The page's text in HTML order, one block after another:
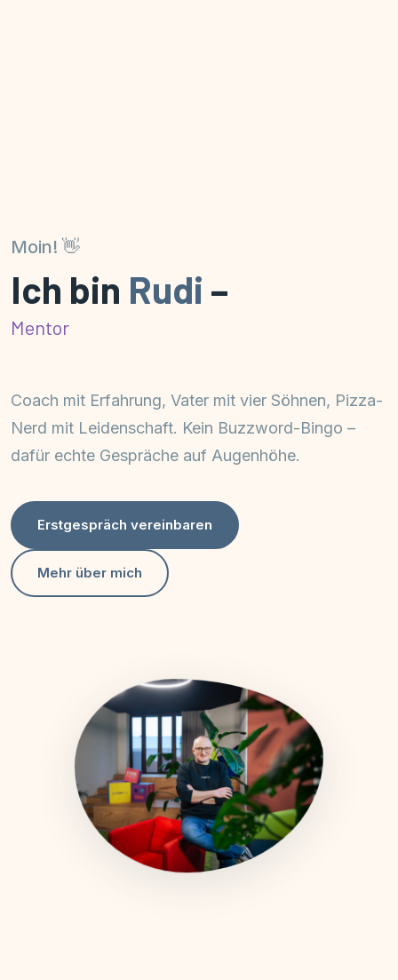
Moin! 👋
Ich bin Rudi –
Sp|
Coach mit Erfahrung, Vater mit vier Söhnen, Pizza-
Nerd mit Leidenschaft. Kein Buzzword-Bingo –
dafür echte Gespräche auf Augenhöhe.
Erstgespräch vereinbaren
Mehr über mich